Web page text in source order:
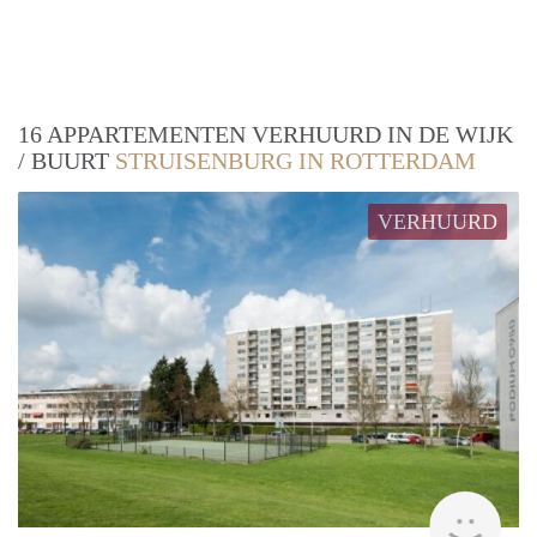
16 APPARTEMENTEN VERHUURD IN DE WIJK
/ BUURT STRUISENBURG IN ROTTERDAM
VERHUURD